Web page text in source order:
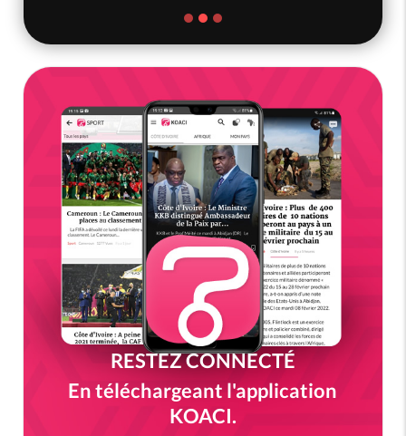
RESTEZ CONNECTÉ
En téléchargeant l'application
KOACI.